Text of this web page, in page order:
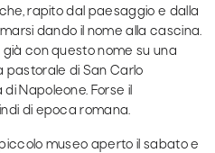
rapito dal paesaggio e dalla
dando il nome alla cascina.
con questo nome su una
pastorale di San Carlo
Napoleone. Forse il
di epoca romana.
museo aperto il sabato e